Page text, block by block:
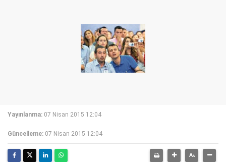
Yayınlanma: 07 Nisan 2015 12:04
Güncelleme: 07 Nisan 2015 12:04